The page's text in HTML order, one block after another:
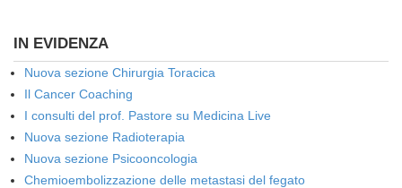
IN EVIDENZA
Nuova sezione Chirurgia Toracica
Il Cancer Coaching
I consulti del prof. Pastore su Medicina Live
Nuova sezione Radioterapia
Nuova sezione Psicooncologia
Chemioembolizzazione delle metastasi del fegato